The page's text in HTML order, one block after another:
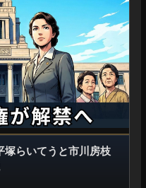
塚らいてうと市川房枝